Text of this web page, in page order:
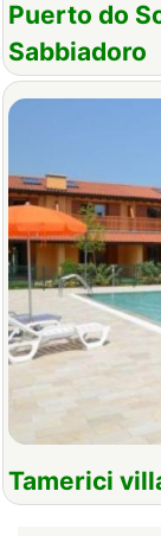
Puerto do
Sabbiadoro
Tamerici